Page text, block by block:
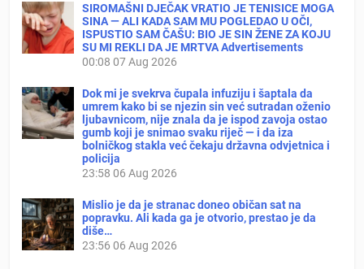
SIROMAŠNI DJEČAK VRATIO JE TENISICE MOGA
SINA — ALI KADA SAM MU POGLEDAO U OČI,
ISPUSTIO SAM ČAŠU: BIO JE SIN ŽENE ZA KOJU
SU MI REKLI DA JE MRTVA Advertisements
00:08 07 Aug 2026
Dok mi je svekrva čupala infuziju i šaptala da
umrem kako bi se njezin sin već sutradan oženio
ljubavnicom, nije znala da je ispod zavoja ostao
gumb koji je snimao svaku riječ — i da iza
bolničkog stakla već čekaju državna odvjetnica i
policija
23:58 06 Aug 2026
Mislio je da je stranac doneo običan sat na
popravku. Ali kada ga je otvorio, prestao je da
diše…
23:56 06 Aug 2026